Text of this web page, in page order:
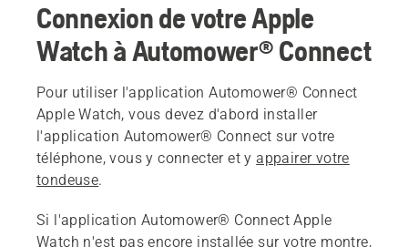
Connexion de votre Apple
Watch à Automower® Connect
Pour utiliser l'application Automower® Connect
Apple Watch, vous devez d'abord installer
l'application Automower® Connect sur votre
téléphone, vous y connecter et yappairer votre
tondeuse.
Si l'application Automower® Connect Apple
Watch n'est pas encore installée sur votre montre,